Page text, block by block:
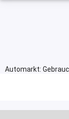
Automarkt: